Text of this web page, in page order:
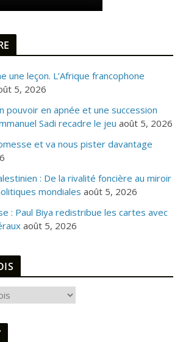
une leçon. L’Afrique francophone
5, 2026
pouvoir en apnée et une succession
Sadi recadre le jeu août 5, 2026
et va nous pister davantage
: De la rivalité foncière au miroir
mondiales août 5, 2026
: Paul Biya redistribue les cartes avec
août 5, 2026